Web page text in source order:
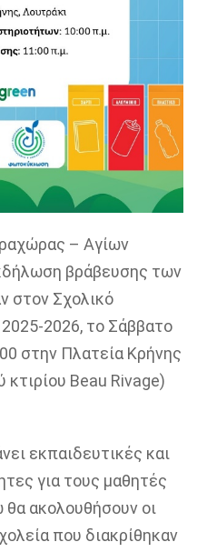
– Αγίων
βράβευσης των
στον Σχολικό
2026, το Σάββατο
στην Πλατεία Κρήνης
κτιρίου Beau Rivage)
εκπαιδευτικές και
για τους μαθητές
θα ακολουθήσουν οι
που διακρίθηκαν